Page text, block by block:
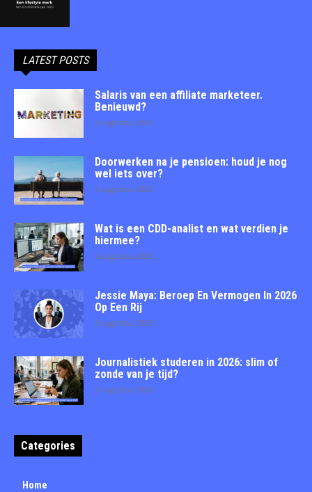
LATEST POSTS
Salaris van een affiliate marketeer.
Benieuwd?
6 augustus 2026
Doorwerken na je pensioen: houd je nog
wel iets over?
6 augustus 2026
Wat is een CDD-analist en wat verdien je
hiermee?
6 augustus 2026
Jessie Maya: Beroep En Vermogen In 2026
Op Een Rij
3 augustus 2026
Journalistiek studeren in 2026: slim of
zonde van je tijd?
3 augustus 2026
Categories
Home